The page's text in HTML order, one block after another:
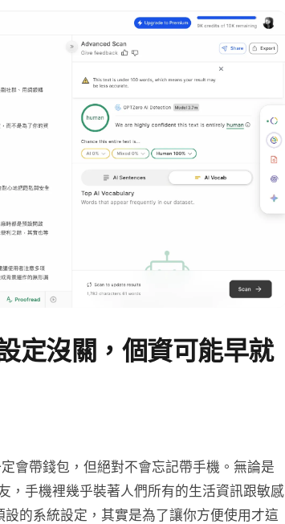
定沒關，個資可能早就
會帶錢包，但絕對不會忘記帶手機。無論是
，手機裡幾乎裝著人們所有的生活資訊跟敏感
的系統設定，其實是為了讓你方便使用才這